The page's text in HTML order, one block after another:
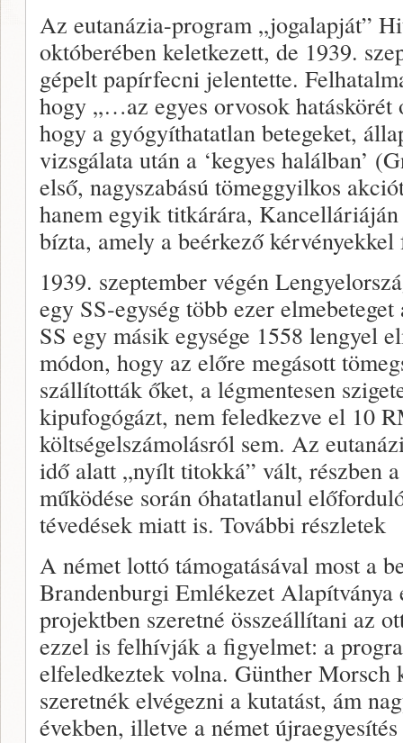
Az eutanázia-program „jogalapját”
októberében keletkezett, de 1939.
gépelt papírfecni jelentette.
hogy „…az egyes orvosok hatáskörét
hogy a gyógyíthatatlan betegeket,
vizsgálata után a ‘kegyes halálban’
első, nagyszabású tömeggyilkos
hanem egyik titkárára,
bízta, amely a beérkező
1939. szeptember végén
egy SS-egység több ezer
SS egy másik egysége 1558 lengyel
módon, hogy az előre megásott
szállították őket, a légmentesen
kipufogógázt, nem feledkezve el 10
költségelszámolásról sem. Az
idő alatt „nyílt titokká” vált, részben
működése során óhatatlanul
tévedések miatt is. További részletek
A német lottó támogatásával most a
Brandenburgi Emlékezet
projektben szeretné összeállítani az
ezzel is felhívják a figyelmet: a
elfeledkeztek volna. Günther Morsch
szeretnék elvégezni a kutatást, ám
években, illetve a német